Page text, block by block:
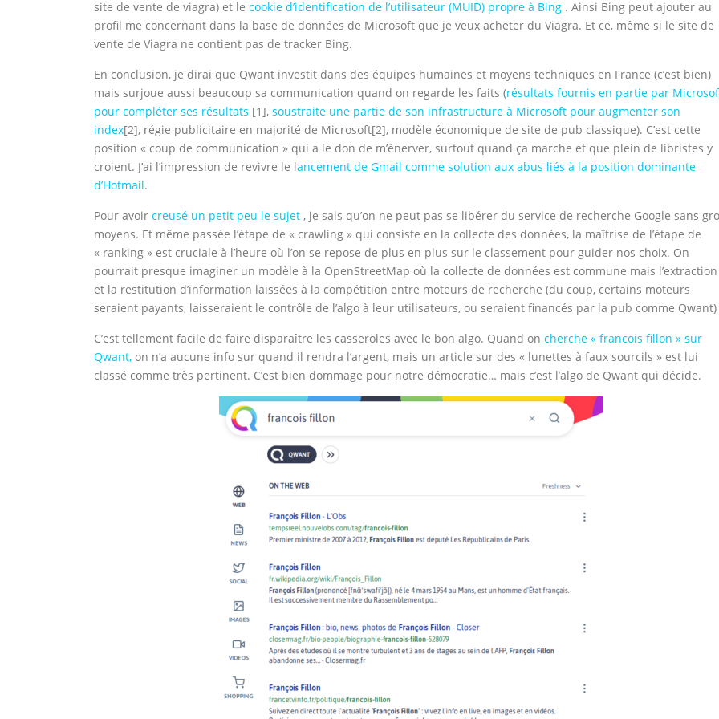
site de vente de viagra) et le cookie d’identification de l’utilisateur (MUID) propre à Bing . Ainsi Bing peut ajouter au
profil me concernant dans la base de données de Microsoft que je veux acheter du Viagra. Et ce, même si le site de
vente de Viagra ne contient pas de tracker Bing.
En conclusion, je dirai que Qwant investit dans des équipes humaines et moyens techniques en France (c’est bien)
mais surjoue aussi beaucoup sa communication quand on regarde les faits (résultats fournis en partie par
pour compléter ses résultats [1], soustraite une partie de son infrastructure à Microsoft pour augmenter son
index[2], régie publicitaire en majorité de Microsoft[2], modèle économique de site de pub classique). C’est cette
position « coup de communication » qui a le don de m’énerver, surtout quand ça marche et que plein de libristes y
croient. J’ai l’impression de revivre le lancement de Gmail comme solution aux abus liés à la position dominante
d’Hotmail.
Pour avoir creusé un petit peu le sujet , je sais qu’on ne peut pas se libérer du service de recherche Google sans
moyens. Et même passée l’étape de « crawling » qui consiste en la collecte des données, la maîtrise de l’étape de
« ranking » est cruciale à l’heure où l’on se repose de plus en plus sur le classement pour guider nos choix. On
pourrait presque imaginer un modèle à la OpenStreetMap où la collecte de données est commune mais l’extraction
et la restitution d’information laissées à la compétition entre moteurs de recherche (du coup, certains moteurs
seraient payants, laisseraient le contrôle de l’algo à leur utilisateurs, ou seraient financés par la pub comme Qwant)
C’est tellement facile de faire disparaître les casseroles avec le bon algo. Quand on cherche « francois fillon » sur
Qwant, on n’a aucune info sur quand il rendra l’argent, mais un article sur des « lunettes à faux sourcils » est lui
classé comme très pertinent. C’est bien dommage pour notre démocratie… mais c’est l’algo de Qwant qui décide.